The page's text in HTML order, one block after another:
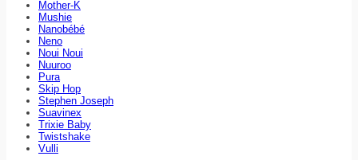
Mother-K
Mushie
Nanobébé
Neno
Noui Noui
Nuuroo
Pura
Skip Hop
Stephen Joseph
Suavinex
Trixie Baby
Twistshake
Vulli